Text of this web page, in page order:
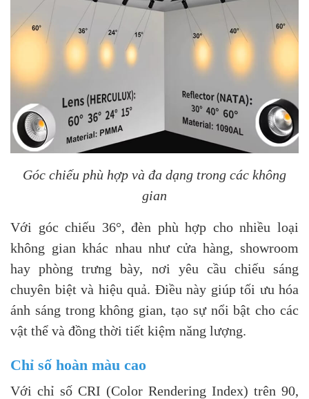
Góc chiếu phù hợp và đa dạng trong các không
gian
Với góc chiếu 36°, đèn phù hợp cho nhiều loại
không gian khác nhau như cửa hàng, showroom
hay phòng trưng bày, nơi yêu cầu chiếu sáng
chuyên biệt và hiệu quả. Điều này giúp tối ưu hóa
ánh sáng trong không gian, tạo sự nổi bật cho các
vật thể và đồng thời tiết kiệm năng lượng.
Chỉ số hoàn màu cao
Với chỉ số CRI (Color Rendering Index) trên 90,